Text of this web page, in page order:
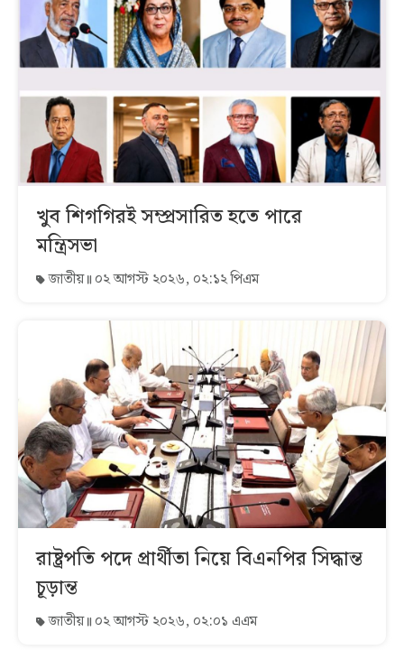
খুব শিগগিরই সম্প্রসারিত হতে পারে
মন্ত্রিসভা
জাতীয় ০২ আগস্ট ২০২৬, ০২:১২ পিএম
রাষ্ট্রপতি পদে প্রার্থীতা নিয়ে বিএনপির সিদ্ধান্ত
চূড়ান্ত
জাতীয় ০২ আগস্ট ২০২৬, ০২:০১ এএম